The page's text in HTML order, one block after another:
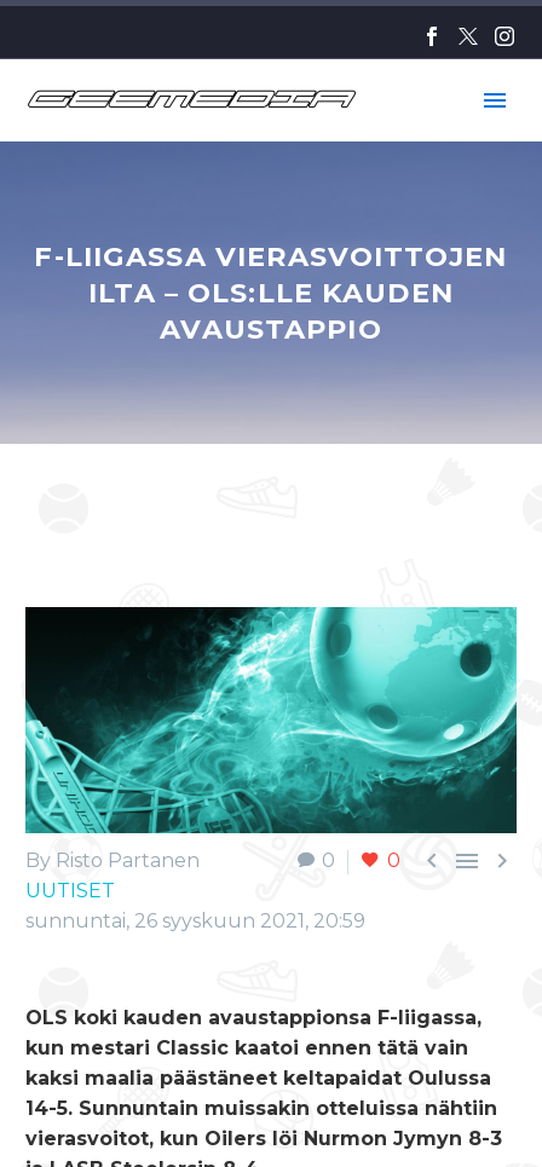
F-LIIGASSA VIERASVOITTOJEN
ILTA – OLS:LLE KAUDEN
AVAUSTAPPIO
0 0   
By Risto Partanen
UUTISET
sunnuntai, 26 syyskuun 2021, 20:59
OLS koki kauden avaustappionsa F-liigassa,
kun mestari Classic kaatoi ennen tätä vain
kaksi maalia päästäneet keltapaidat Oulussa
14-5. Sunnuntain muissakin otteluissa nähtiin
vierasvoitot, kun Oilers löi Nurmon Jymyn 8-3